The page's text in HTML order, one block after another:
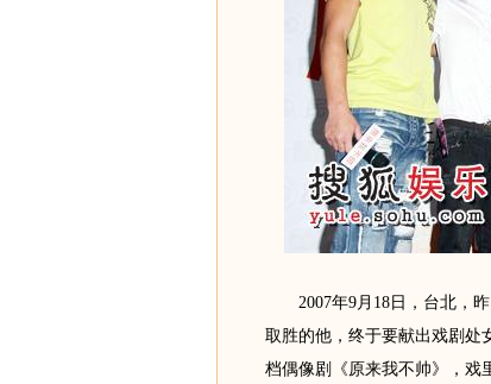
2007年9月18日，台北，昨
取胜的他，终于要献出戏剧处
档偶像剧《原来我不帅》，戏